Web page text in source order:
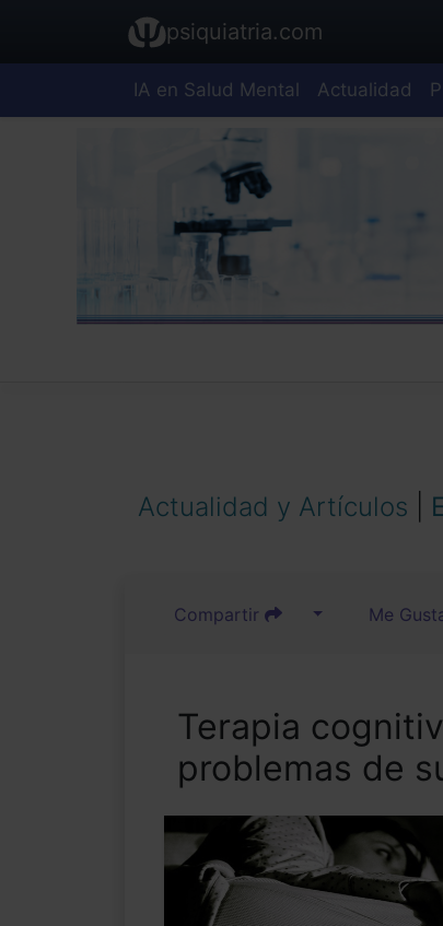
psiquiatria.com
IA en Salud Mental Actualidad
Actualidad y Artículos
Compartir Me
Terapia
problemas de